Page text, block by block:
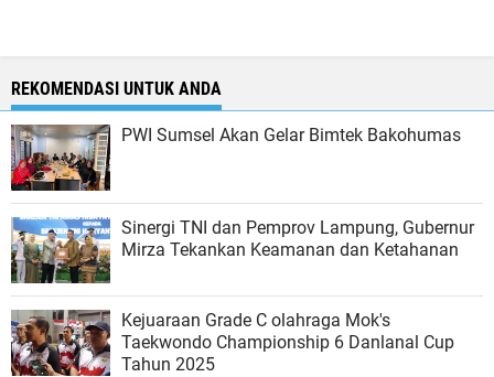
REKOMENDASI UNTUK ANDA
PWI Sumsel Akan Gelar Bimtek Bakohumas
Sinergi TNI dan Pemprov Lampung, Gubernur
Mirza Tekankan Keamanan dan Ketahanan
Kejuaraan Grade C olahraga Mok's
Taekwondo Championship 6 Danlanal Cup
Tahun 2025